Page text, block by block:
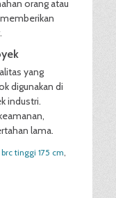
orang atau
yang
digunakan di
industri.
lama.
tinggi 175 cm,